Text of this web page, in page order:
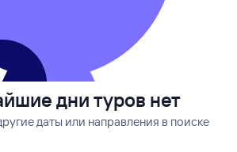
дни туров нет
даты или направления в поиске